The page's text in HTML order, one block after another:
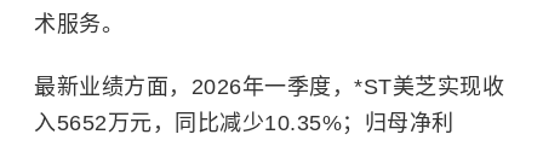
术服务。
最新业绩方面，2026年一季度，*ST美芝实现收
入5652万元，同比减少10.35%；归母净利